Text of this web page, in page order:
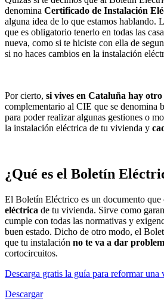
denomina Certificado de Instalación
alguna idea de lo que estamos hablando.
que es obligatorio tenerlo en todas las
nueva, como si te hiciste con ella de
si no haces cambios en la instalación
Por cierto, si vives en Cataluña hay
complementario al CIE que se denomina
para poder realizar algunas gestiones o
la instalación eléctrica de tu vivienda y
¿Qué es el Boletín
El Boletín Eléctrico es un documento que
eléctrica de tu vivienda. Sirve como
cumple con todas las normativas y
buen estado. Dicho de otro modo, el
que tu instalación no te va a dar
cortocircuitos.
Descarga gratis la guía para reformar una
Descargar